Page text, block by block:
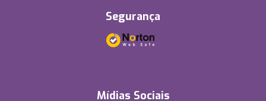
Segurança
Mídias Sociais